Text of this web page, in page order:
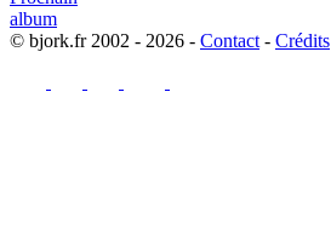
© bjork.fr 2002 - 2026 - Contact - Crédits